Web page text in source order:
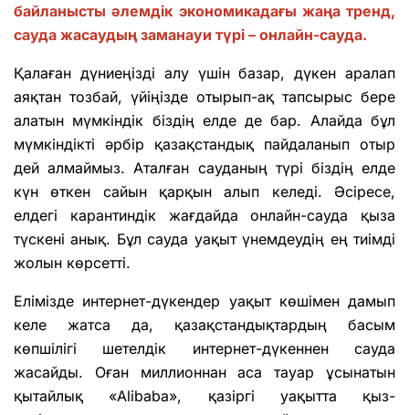
байланысты әлемдік экономикадағы жаңа тренд,
сауда жасаудың заманауи түрі – онлайн-сауда.
Қалаған дүниеңізді алу үшін базар, дүкен аралап
аяқтан тозбай, үйіңізде отырып-ақ тапсырыс бере
алатын мүмкіндік біздің елде де бар. Алайда бұл
мүмкіндікті әрбір қазақстандық пайдаланып отыр
дей алмаймыз. Аталған сауданың түрі біздің елде
күн өткен сайын қарқын алып келеді. Әсіресе,
елдегі карантиндік жағдайда онлайн-сауда қыза
түскені анық. Бұл сауда уақыт үнемдеудің ең тиімді
жолын көрсетті.
Елімізде интернет-дүкендер уақыт көшімен дамып
келе жатса да, қазақстандықтардың басым
көпшілігі шетелдік интернет-дүкеннен сауда
жасайды. Оған миллионнан аса тауар ұсынатын
қытайлық «Alibaba», қазіргі уақытта қыз-